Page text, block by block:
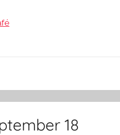
18